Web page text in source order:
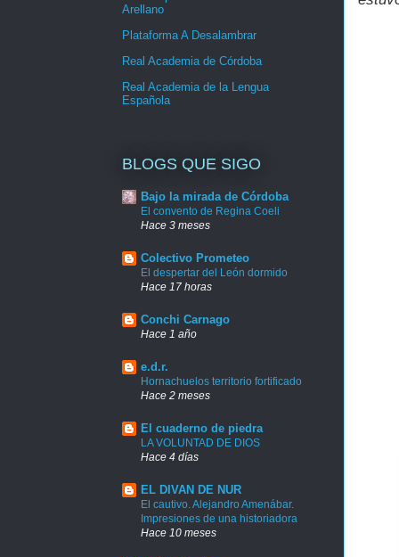
Arellano
Plataforma A Desalambrar
Real Academia de Córdoba
Real Academia de la Lengua
Española
BLOGS QUE SIGO
Bajo la mirada de Córdoba
El convento de Regina Coeli
Hace 3 meses
Colectivo Prometeo
El despertar del León dormido
Hace 17 horas
Conchi Carnago
Hace 1 año
e.d.r.
Hornachuelos territorio fortificado
Hace 2 meses
El cuaderno de piedra
LA VOLUNTAD DE DIOS
Hace 4 días
EL DIVAN DE NUR
El cautivo. Alejandro Amenábar.
Impresiones de una historiadora
Hace 10 meses